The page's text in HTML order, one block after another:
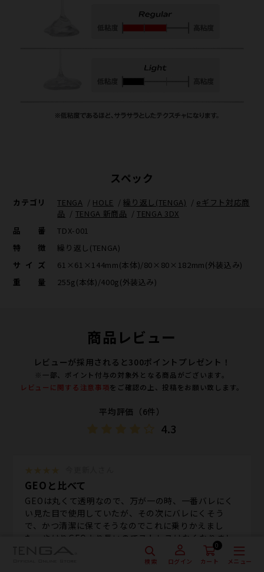
検索 ログイン
0
カート
メニュー
スペック
カテゴリ TENGA / HOLE /繰り返し(TENGA) / eギフト対応商
品 / TENGA 新商品 /TENGA 3DX
品番
TDX-001
特徴
繰り返し(TENGA)
サイズ
61×61×144mm(本体)/80×80×182mm(外装込み)
重量
255g(本体)/400g(外装込み)
商品レビュー
レビューが採用されると300ポイントプレゼント！
※一部、ポイント付与の対象外となる商品がございます。
レビューに関する注意事項をご確認の上、投稿をお願い致します。
平均評価（6件）
4.3
GEOと比べて
GEOは丸くて透明なので、万が一の時、一番バレにく
い見た目で使用していたが、その次にバレにくそう
で、かつ清潔に保てそうなのでこれに乗りかえまし
た。やはりGEOより長いのでストレスはなくなりまし
たし、本番時を考えると、ZENは刺激が強くないのが
いいです。本当は透明の方が見た目はいいですが、プ